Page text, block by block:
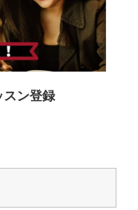
スン登録